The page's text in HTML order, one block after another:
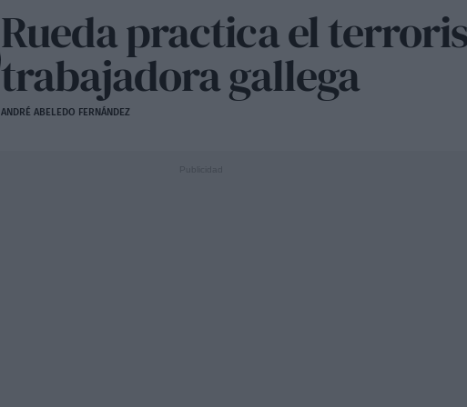
Rueda practica el
trabajadora gallega
ANDRÉ ABELEDO FERNÁNDEZ